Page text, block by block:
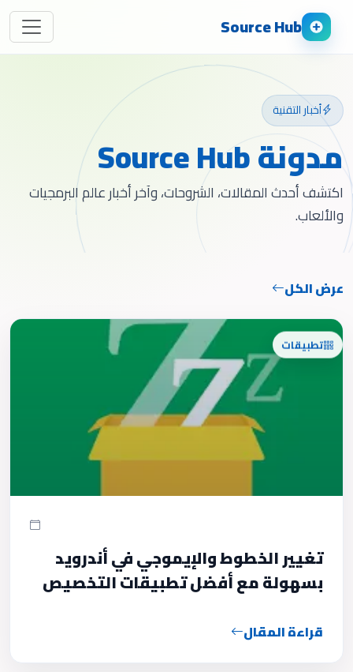
Source Hub
أخبار التقنية
مدونة Source Hub
اكتشف أحدث المقالات، الشروحات، وآخر أخبار عالم البرمجيات
والألعاب.
عرض الكل
تطبيقات
تغيير الخطوط والإيموجي في أندرويد
بسهولة مع أفضل تطبيقات التخصيص
قراءة المقال